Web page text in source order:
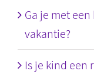
Ga je met
vakantie?
Is je kind een